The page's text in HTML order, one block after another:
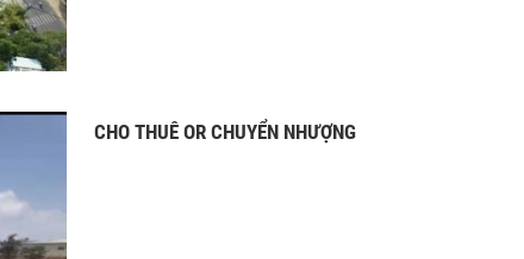
CHO THUÊ OR CHUYỂN NHƯỢNG